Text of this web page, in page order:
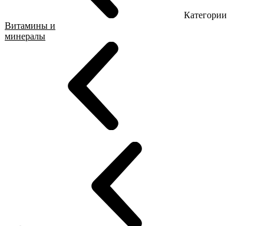
Категории
Витамины и
минералы